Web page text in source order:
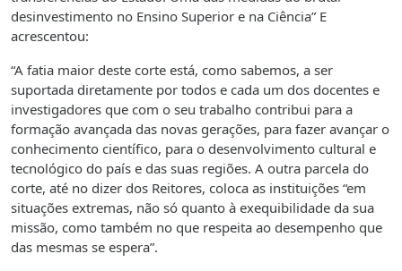
desinvestimento no Ensino Superior e na Ciência” E
acrescentou:
“A fatia maior deste corte está, como sabemos, a ser
suportada diretamente por todos e cada um dos docentes e
investigadores que com o seu trabalho contribui para a
formação avançada das novas gerações, para fazer avançar o
conhecimento científico, para o desenvolvimento cultural e
tecnológico do país e das suas regiões. A outra parcela do
corte, até no dizer dos Reitores, coloca as instituições “em
situações extremas, não só quanto à exequibilidade da sua
missão, como também no que respeita ao desempenho que
das mesmas se espera”.